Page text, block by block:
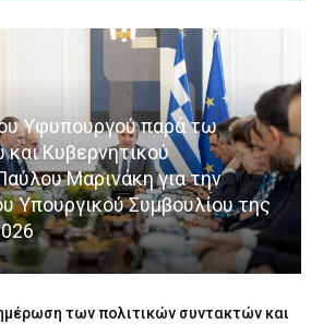
Υφυπουργού παρά τω
Κυβερνητικού
Μαρινάκη για την
Υπουργικού Συμβουλίου της
των πολιτικών συντακτών και